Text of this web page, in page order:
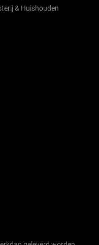
& Huishouden